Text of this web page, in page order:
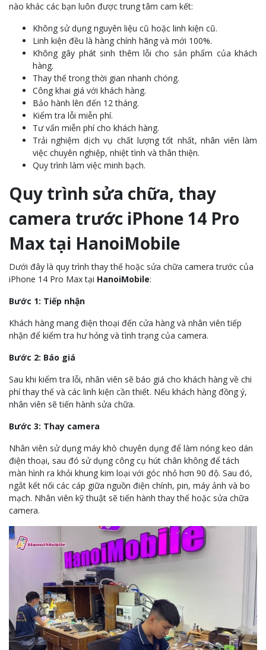
nào khác các bạn luôn được trung tâm cam kết:
Không sử dụng nguyên liệu cũ hoặc linh kiện cũ.
Linh kiện đều là hàng chính hãng và mới 100%.
Không gây phát sinh thêm lỗi cho sản phẩm của khách
hàng.
Thay thế trong thời gian nhanh chóng.
Công khai giá với khách hàng.
Bảo hành lên đến 12 tháng.
Kiểm tra lỗi miễn phí.
Tư vấn miễn phí cho khách hàng.
Trải nghiệm dịch vụ chất lượng tốt nhất, nhân viên làm
việc chuyên nghiệp, nhiệt tình và thân thiện.
Quy trình làm việc minh bạch.
Quy trình sửa chữa, thay
camera trước iPhone 14 Pro
Max tại HanoiMobile
Dưới đây là quy trình thay thế hoặc sửa chữa camera trước của
iPhone 14 Pro Max tại HanoiMobile:
Bước 1: Tiếp nhận
Khách hàng mang điện thoại đến cửa hàng và nhân viên tiếp
nhận để kiểm tra hư hỏng và tình trạng của camera.
Bước 2: Báo giá
Sau khi kiểm tra lỗi, nhân viên sẽ báo giá cho khách hàng về chi
phí thay thế và các linh kiện cần thiết. Nếu khách hàng đồng ý,
nhân viên sẽ tiến hành sửa chữa.
Bước 3: Thay camera
Nhân viên sử dụng máy khò chuyên dụng để làm nóng keo dán
điện thoại, sau đó sử dụng công cụ hút chân không để tách
màn hình ra khỏi khung kim loại với góc nhỏ hơn 90 độ. Sau đó,
ngắt kết nối các cáp giữa nguồn điện chính, pin, máy ảnh và bo
mạch. Nhân viên kỹ thuật sẽ tiến hành thay thế hoặc sửa chữa
camera.